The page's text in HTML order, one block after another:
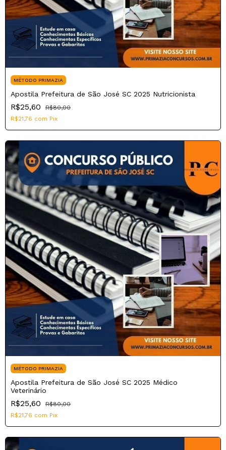
MÉTODO PRIMAZIA
Apostila Prefeitura de São José SC 2025 Nutricionista
R$25,60
R$80,00
R$21,76 com Pix
MÉTODO PRIMAZIA
Apostila Prefeitura de São José SC 2025 Médico
Veterinário
R$25,60
R$80,00
R$21,76 com Pix